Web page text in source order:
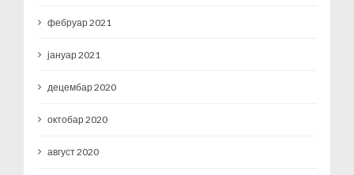
фебруар 2021
јануар 2021
децембар 2020
октобар 2020
август 2020